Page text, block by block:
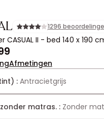
1296
CASUAL II - bed 140 x 190
Afmetingen
:Antracietgrijs
matras. : Zonder